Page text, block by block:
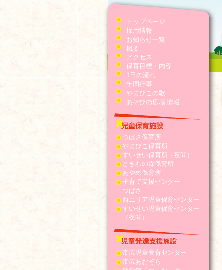
トップページ
採用情報
お知らせ一覧
概要
アクセス
保育目標・内容
1日の流れ
年間行事
やまびこの歌
あそびの広場 情報
つばさ保育所
やまびこ保育所
すいせい保育所（夜間）
ときわの森保育所
あやめ保育所
子育て支援センター
つばさ
西エリア児童保育センター
すいせい児童保育センター
（夜間）
帯広児童養育センター
帯広あおぞら